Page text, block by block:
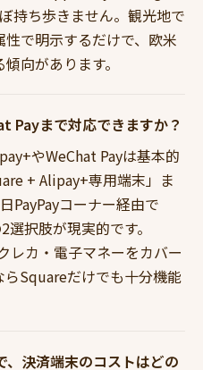
持ち歩きません。観光地で
性で明示するだけで、欧米
向があります。
Payまで対応できますか？
やWeChat Payは基本的
+ Alipay+専用端末」ま
PayPayコーナー経由で
択肢が現実的です。
レカ・電子マネーをカバー
Squareだけでも十分機能
決済端末のコストはどの